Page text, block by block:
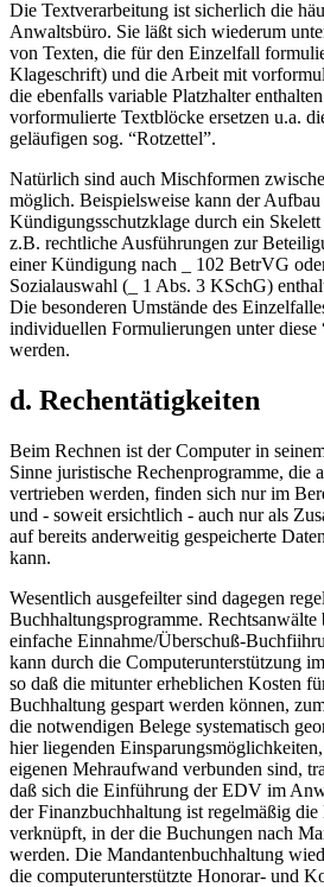
Die Textverarbeitung ist sicherlich die
Anwaltsbüro. Sie läßt sich wiederum
von Texten, die für den Einzelfall
Klageschrift) und die Arbeit mit
die ebenfalls variable Platzhalter
vorformulierte Textblöcke ersetzen u.a.
geläufigen sog. “Rotzettel”.
Natürlich sind auch Mischformen
möglich. Beispielsweise kann der Aufbau
Kündigungsschutzklage durch ein
z.B. rechtliche Ausführungen zur
einer Kündigung nach _ 102 BetrVG
Sozialauswahl (_ 1 Abs. 3 KSchG)
Die besonderen Umstände des
individuellen Formulierungen unter diese
werden.
d. Rechentätigkeiten
Beim Rechnen ist der Computer in
Sinne juristische Rechenprogramme, die
vertrieben werden, finden sich nur im
und - soweit ersichtlich - auch nur als
auf bereits anderweitig gespeicherte
kann.
Wesentlich ausgefeilter sind dagegen
Buchhaltungsprogramme. Rechtsanwälte
einfache Einnahme/Überschuß-
kann durch die Computerunterstützung
so daß die mitunter erheblichen Kosten
Buchhaltung gespart werden können,
die notwendigen Belege systematisch
hier liegenden
eigenen Mehraufwand verbunden sind,
daß sich die Einführung der EDV im
der Finanzbuchhaltung ist regelmäßig
verknüpft, in der die Buchungen nach
werden. Die Mandantenbuchhaltung
die computerunterstützte Honorar- und